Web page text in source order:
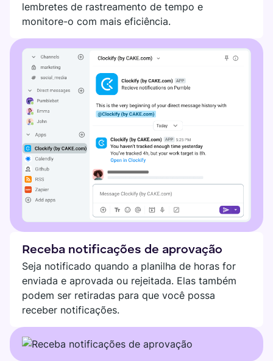
Clockify
Plaky
Google Drive
Veja todas as integrações
MARKETPLACE
Encontre novos aplicativos que atendam às necessidades da
sua equipe
Visit o Marketplace
SEDE DIGITAL
Conecte sua equipe, parceiros e ferramentas
Explore a sede digital
Mais depoimentos
lembretes de rastreamento de tempo e
monitore-o com mais eficiência.
Receba notificações de aprovação
Seja notificado quando a planilha de horas for
enviada e aprovada ou rejeitada. Elas também
podem ser retiradas para que você possa
receber notificações.